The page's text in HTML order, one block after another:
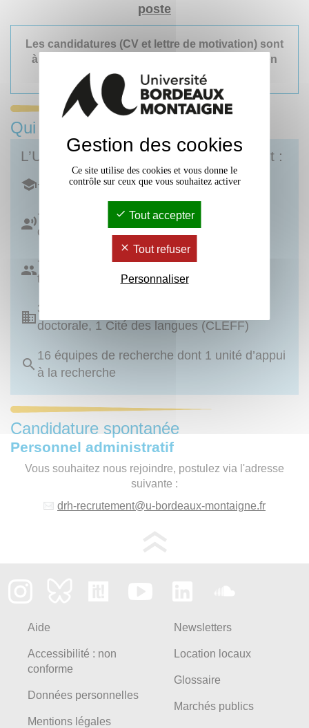
poste
Les candidatures (CV et lettre de motivation) sont
à envoyer au plus tard le 30 septembre 2023 en
cliquant
Qui sommes-nous ?
L’Université Bordeaux Montaigne c’est :
+ de 16 500 étudiant·es
+ de 700 personnels enseignants et
chercheurs
+ de 500 personnels administratifs et
techniques
3 UFR, 2 instituts (IJBA et IUT), 1 école
doctorale, 1 Cité des langues (CLEFF)
16 équipes de recherche dont 1 unité d’appui
à la recherche
Candidature spontanée
Personnel administratif
Vous souhaitez nous rejoindre, postulez via l'adresse
suivante :
drh-recrutement@u-bordeaux-montaigne.fr
Aide
Accessibilité : non
conforme
Données personnelles
Mentions légales
Newsletters
Location locaux
Glossaire
Marchés publics
Gestion des cookies
Ce site utilise des cookies et vous donne le
contrôle sur ceux que vous souhaitez activer
Tout accepter
Tout refuser
Personnaliser